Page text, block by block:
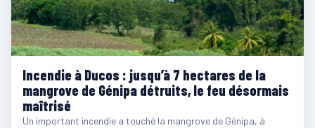
Incendie à Ducos : jusqu’à 7 hectares de la
mangrove de Génipa détruits, le feu désormais
maîtrisé
Un important incendie a touché la mangrove de Génipa, à